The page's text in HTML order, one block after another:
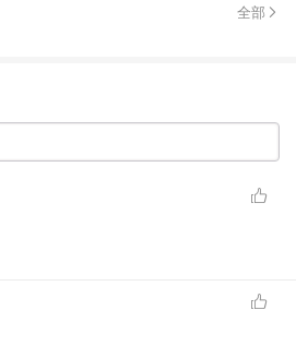
吁任何可能见过他的人立刻与警
101报警，并引用该事件编号
全部